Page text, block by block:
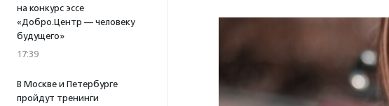
на конкурс эссе
«Добро.Центр — человеку
будущего»
17:39
В Москве и Петербурге
пройдут тренинги